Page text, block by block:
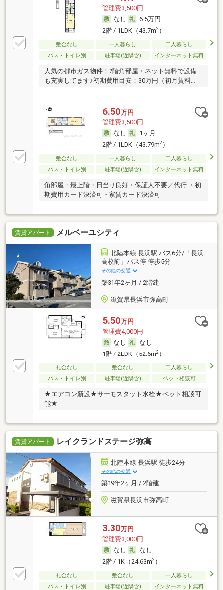
管理費3,500円
なし
6.5万円
2階 / 1LDK（43.7m2）
敷金なし 一人暮らし
二人暮らし
バス・トイレ別
駐車場(近隣含) インターネット無料
人気の都市ガス物件！2階角部屋・ネット無料で設備
も充実してます♪初期費用目安：30万円（初月賃料
6.50万円
管理費3,500円
なし
1ヶ月
2階 / 1LDK（43.79m2）
敷金なし 一人暮らし
二人暮らし
バス・トイレ別
駐車場(近隣含) インターネット無料
角部屋・最上階・日当り良好・保証人不要／代行 ・初
期費用カード決済可・家賃カード決済可
賃貸アパート メルベーユシティ
北陸本線 長浜駅 バス6分/「長浜
高校前」バス停 停歩5分
その他の交通
築31年2ヶ月 / 2階建
滋賀県長浜市弥高町
5.50万円
管理費4,000円
なし
なし
1階 / 2LDK（52.6m2）
礼金なし 敷金なし
二人暮らし
バス・トイレ別
駐車場(近隣含) ペット相談可
★エアコン新設★サーモスタット水栓★ペット相談可
能★
賃貸アパート レイクランドステージ弥高
北陸本線 長浜駅 徒歩24分
その他の交通
築19年2ヶ月 / 2階建
滋賀県長浜市弥高町
3.30万円
管理費3,000円
なし
なし
2階 / 1K（24.63m2）
礼金なし 敷金なし
一人暮らし
バス・トイレ別
駐車場(近隣含) インターネット無料